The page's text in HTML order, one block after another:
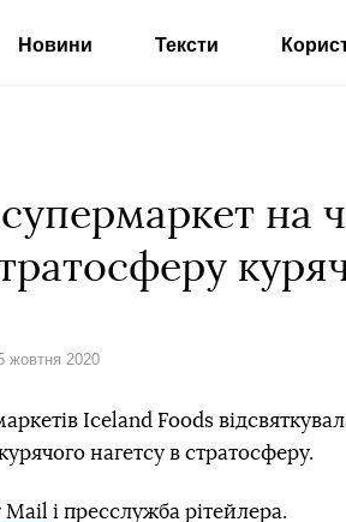
Новини Тексти
на
жовтня 2020
Iceland Foods
нагетсу в стратосферу.
Mail і пресслужба рітейлера.